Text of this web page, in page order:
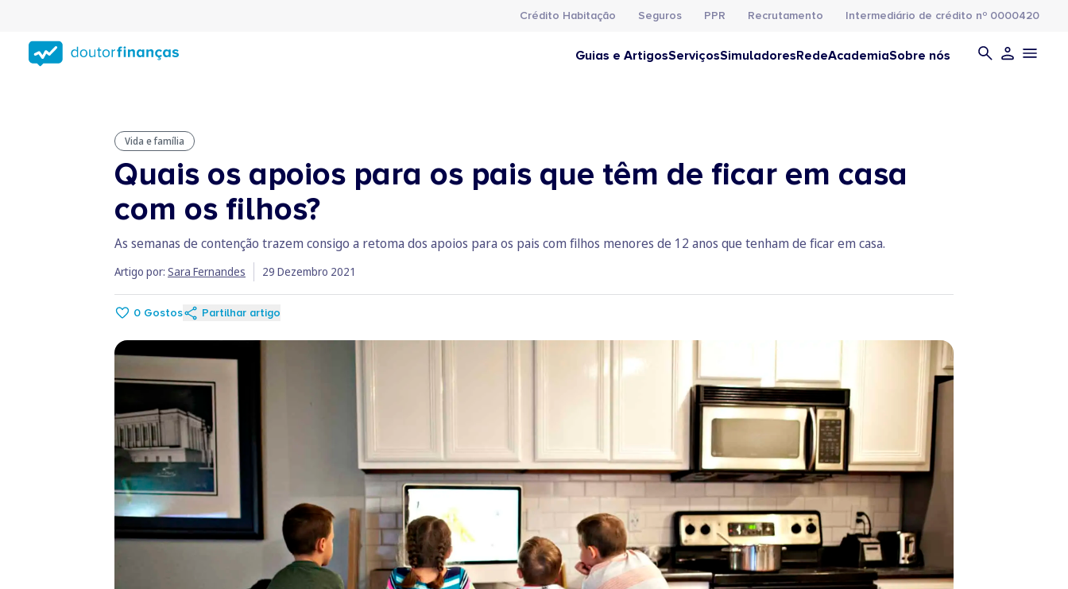
conteúdo
principal
Crédito Habitação Seguros PPR Recrutamento Intermediário de crédito nº 0000420
Guias e ArtigosServiçosSimuladoresRedeAcademiaSobre nós
Vida e família
Quais os apoios para os pais que têm de ficar em casa
com os filhos?
As semanas de contenção trazem consigo a retoma dos apoios para os pais com filhos menores de 12 anos que tenham de ficar em casa.
Artigo por: Sara Fernandes 29 Dezembro 2021
0 Gostos Partilhar artigo